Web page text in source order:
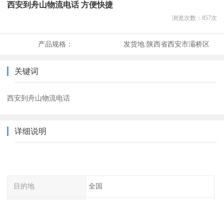
西安到舟山物流电话 方便快捷
浏览次数： 857次
产品规格： 发货地:陕西省西安市灞桥区
关键词
西安到舟山物流电话
详细说明
目的地 全国